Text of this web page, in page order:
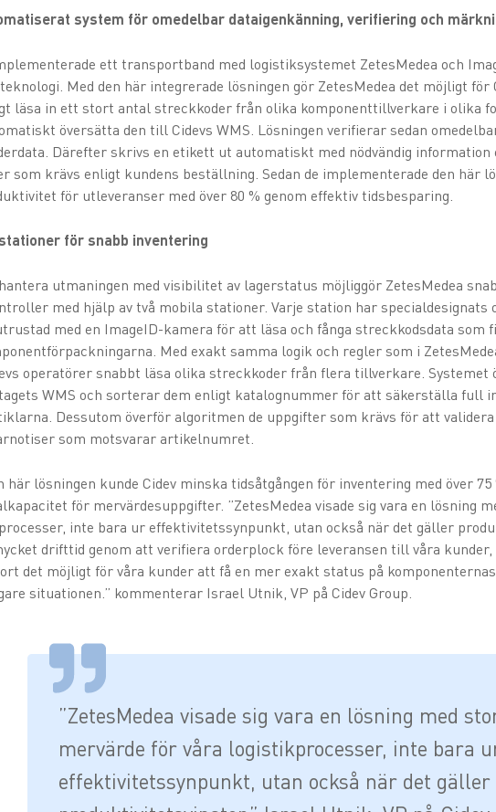
system för omedelbar dataigenkänning, verifiering och
ett transportband med logistiksystemet ZetesMedea och
Med den här integrerade lösningen gör ZetesMedea det möjligt för
läsa in ett stort antal streckkoder från olika komponenttillverkare i olika
översätta den till Cidevs WMS. Lösningen verifierar sedan
Därefter skrivs en etikett ut automatiskt med nödvändig information
som krävs enligt kundens beställning. Sedan de implementerade den här
för utleveranser med över 80 % genom effektiv tidsbesparing.
för snabb inventering
utmaningen med visibilitet av lagerstatus möjliggör ZetesMedea
med hjälp av två mobila stationer. Varje station har
med en ImageID-kamera för att läsa och fånga streckkodsdata som
Med exakt samma logik och regler som i
operatörer snabbt läsa olika streckkoder från flera tillverkare. Systemet
WMS och sorterar dem enligt katalognummer för att säkerställa full
Dessutom överför algoritmen de uppgifter som krävs för att
som motsvarar artikelnumret.
här lösningen kunde Cidev minska tidsåtgången för inventering med över
för mervärdesuppgifter. ”ZetesMedea visade sig vara en lösning
inte bara ur effektivitetssynpunkt, utan också när det gäller
drifttid genom att verifiera orderplock före leveransen till våra kunder,
det möjligt för våra kunder att få en mer exakt status på
situationen.” kommenterar Israel Utnik, VP på Cidev Group.
”ZetesMedea visade sig vara en lösning med
mervärde för våra logistikprocesser, inte bara
effektivitetssynpunkt, utan också när det gäller